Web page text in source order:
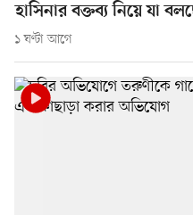
হাসিনার বক্তব্য নিয়ে যা
১ ঘণ্টা আগে